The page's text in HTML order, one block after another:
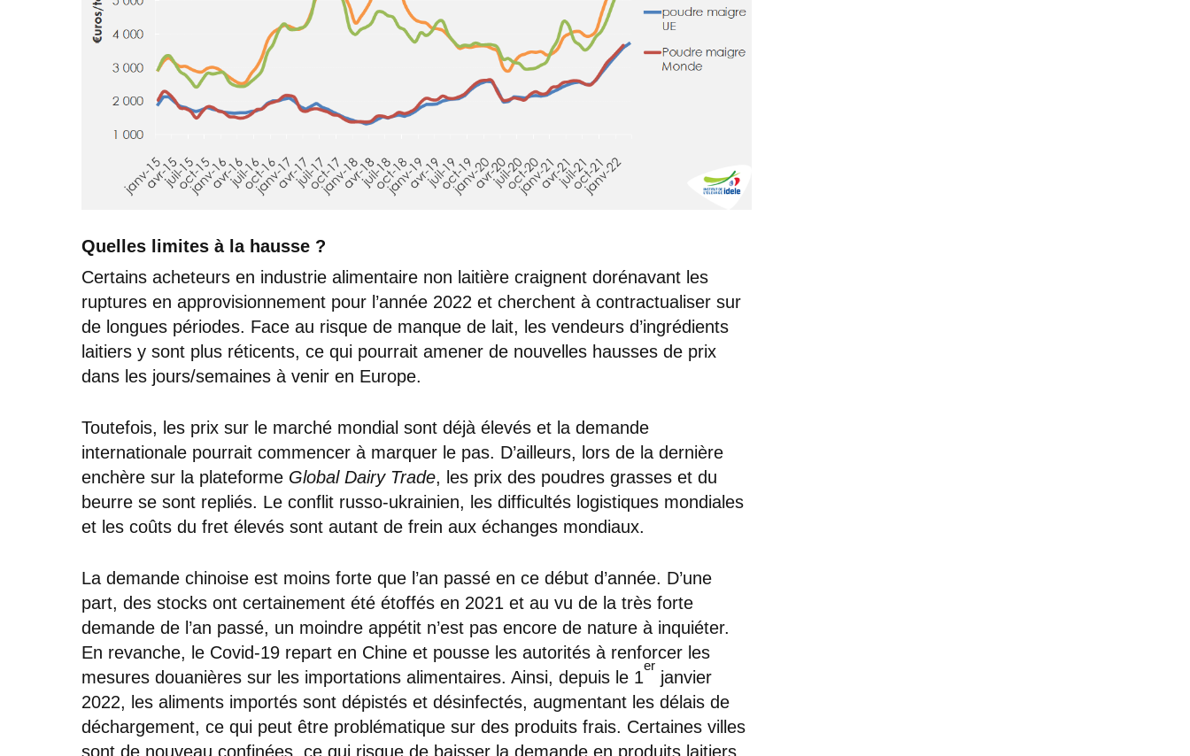
Quelles limites à la hausse ?
Certains acheteurs en industrie alimentaire non laitière craignent dorénavant les
ruptures en approvisionnement pour l’année 2022 et cherchent à contractualiser sur
de longues périodes. Face au risque de manque de lait, les vendeurs d’ingrédients
laitiers y sont plus réticents, ce qui pourrait amener de nouvelles hausses de prix
dans les jours/semaines à venir en Europe.
Toutefois, les prix sur le marché mondial sont déjà élevés et la demande
internationale pourrait commencer à marquer le pas. D’ailleurs, lors de la dernière
enchère sur la plateforme Global Dairy Trade, les prix des poudres grasses et du
beurre se sont repliés. Le conflit russo-ukrainien, les difficultés logistiques mondiales
et les coûts du fret élevés sont autant de frein aux échanges mondiaux.
La demande chinoise est moins forte que l’an passé en ce début d’année. D’une
part, des stocks ont certainement été étoffés en 2021 et au vu de la très forte
demande de l’an passé, un moindre appétit n’est pas encore de nature à inquiéter.
En revanche, le Covid-19 repart en Chine et pousse les autorités à renforcer les
mesures douanières sur les importations alimentaires. Ainsi, depuis le 1
er
janvier
2022, les aliments importés sont dépistés et désinfectés, augmentant les délais de
déchargement, ce qui peut être problématique sur des produits frais. Certaines villes
sont de nouveau confinées, ce qui risque de baisser la demande en produits laitiers